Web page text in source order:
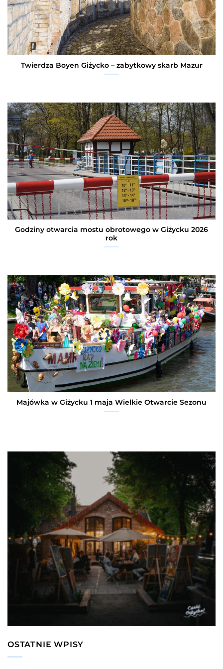
Twierdza Boyen Giżycko – zabytkowy skarb Mazur
Godziny otwarcia mostu obrotowego w Giżycku 2026
rok
Majówka w Giżycku 1 maja Wielkie Otwarcie Sezonu
OSTATNIE WPISY